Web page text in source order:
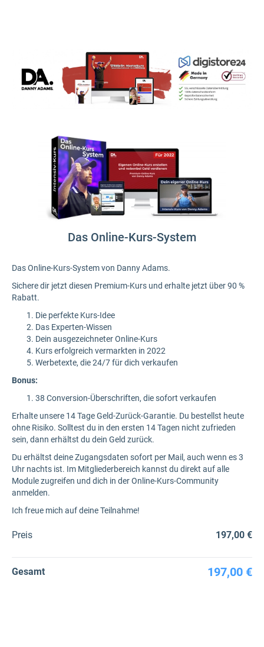
Das Online-Kurs-System
Das Online-Kurs-System von Danny Adams.
Sichere dir jetzt diesen Premium-Kurs und erhalte jetzt über 90 %
Rabatt.
Die perfekte Kurs-Idee
Das Experten-Wissen
Dein ausgezeichneter Online-Kurs
Kurs erfolgreich vermarkten in 2022
Werbetexte, die 24/7 für dich verkaufen
Bonus:
38 Conversion-Überschriften, die sofort verkaufen
Erhalte unsere 14 Tage Geld-Zurück-Garantie. Du bestellst heute
ohne Risiko. Solltest du in den ersten 14 Tagen nicht zufrieden
sein, dann erhältst du dein Geld zurück.
Du erhältst deine Zugangsdaten sofort per Mail, auch wenn es 3
Uhr nachts ist. Im Mitgliederbereich kannst du direkt auf alle
Module zugreifen und dich in der Online-Kurs-Community
anmelden.
Ich freue mich auf deine Teilnahme!
Preis 197,00 €
Gesamt 197,00 €